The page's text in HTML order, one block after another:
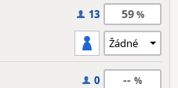
13 59
0 --